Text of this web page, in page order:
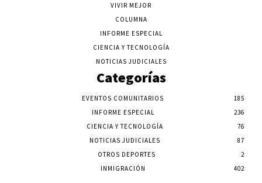
VIVIR MEJOR
COLUMNA
INFORME ESPECIAL
CIENCIA Y TECNOLOGÍA
NOTICIAS JUDICIALES
Categorías
EVENTOS COMUNITARIOS
185
INFORME ESPECIAL
236
CIENCIA Y TECNOLOGÍA
76
NOTICIAS JUDICIALES
87
OTROS DEPORTES
2
INMIGRACIÓN
402